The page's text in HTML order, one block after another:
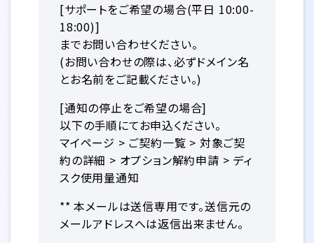
[サポートをご希望の場合(平日 10:00-
18:00)]
までお問い合わせください。
(お問い合わせの際は、必ずドメイン名
とお名前をご記載ください。)
[通知の停止をご希望の場合]
以下の手順にてお申込ください。
マイページ > ご契約一覧 > 対象ご契
約の詳細 > オプション解約申請 > ディ
スク使用量通知
** 本メールは送信専用です。送信元の
メールアドレスへは返信出来ません。